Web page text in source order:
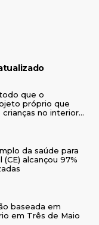
que o
próprio que
no interior
da saúde para
alcançou 97%
baseada em
em Três de Maio